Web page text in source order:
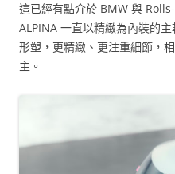
這已經有點介於 BMW 與
ALPINA 一直以精緻為內裝的
形塑，更精緻、更注重細節，
主。